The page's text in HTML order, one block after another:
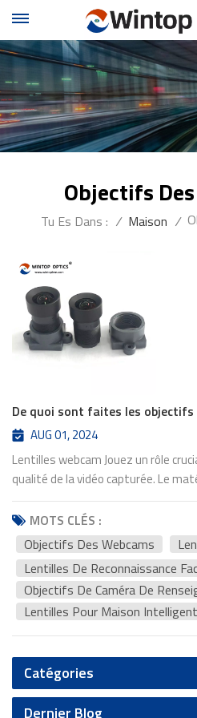
Objectifs
Tu Es Dans : / Maison /
De quoi sont faites les objectifs
AUG 01, 2024
Lentilles webcam Jouez un rôle
qualité de la vidéo capturée. Le
ces objectifs influencent
des couleurs et les performances
Matériaux utilisés dans les
Lentilles de verre sont le type le
webcams haut de gamme. Ils sont
optique supérieure, offrant une
couleurs. Les avantages des
Clarté optique élevée: Les lentilles
une qualité vidéo nette et claire.
rayures et à l'usure, assurant une
lentille de la conférence vidéo.
MOTS CLÉS :
Objectifs Des Webcams
Lentilles De Reconnaissance
Objectifs De Caméra De
Lentilles Pour Maison
Catégories
Dernier Blog